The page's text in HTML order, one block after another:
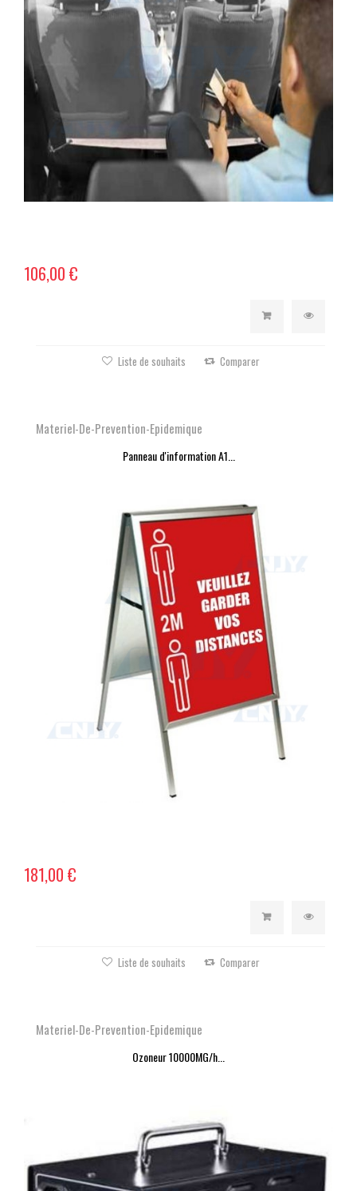
106,00 €
Liste de souhaits Comparer
Materiel-De-Prevention-Epidemique
Panneau d'information A1...
181,00 €
Liste de souhaits Comparer
Materiel-De-Prevention-Epidemique
Ozoneur 10000MG/h...